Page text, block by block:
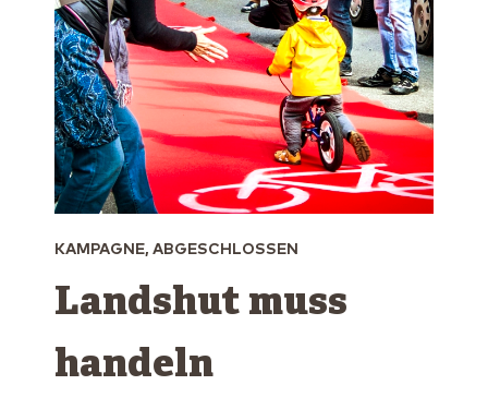
KAMPAGNE, ABGESCHLOSSEN
Landshut muss
handeln